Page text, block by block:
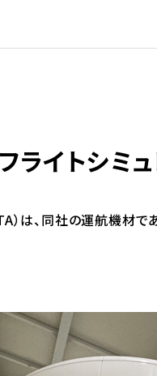
ライトシミ
）は、同社の運航機材